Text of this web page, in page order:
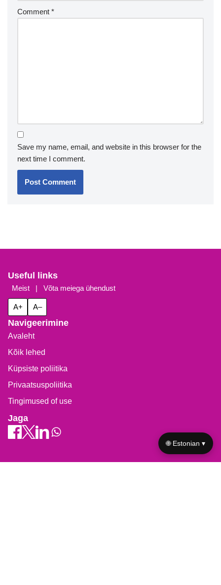
Comment *
Save my name, email, and website in this browser for the
next time I comment.
Useful links
Meist | Võta meiega ühendust
A+ A–
Navigeerimine
Avaleht
Kõik lehed
Küpsiste poliitika
Privaatsuspoliitika
Tingimused of use
Jaga
🌐 Estonian ▾